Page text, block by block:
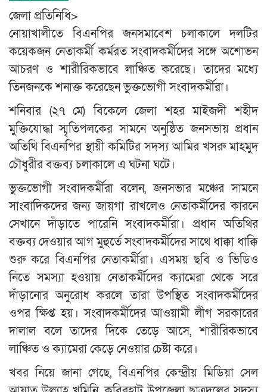
জেলা প্রতিনিধি>
নোয়াখালীতে বিএনপির জনসমাবেশ চলাকালে দলটির
কয়েকজন নেতাকর্মী কর্মরত সংবাদকর্মীদের সঙ্গে অশোভন
আচরণ ও শারীরিকভাবে লাঞ্চিত করেছে। তাদের মধ্যে
তিনজনকে শনাক্ত করেছেন ভুক্তভোগী সংবাদকর্মীরা।
শনিবার (২৭ মে) বিকেলে জেলা শহর মাইজদী শহীদ
মুক্তিযোদ্ধা স্মৃতিপলকের সামনে অনুষ্ঠিত জনসভায় প্রধান
অতিথি বিএনপির স্থায়ী কমিটির সদস্য আমির খসরু মাহমুদ
চৌধুরীর বক্তব্য চলাকালে এ ঘটনা ঘটে।
ভুক্তভোগী সংবাদকর্মীরা বলেন, জনসভার মঞ্চের সামনে
সাংবাদিকদের জন্য জায়গা রাখলেও নেতাকর্মীদের কারনে
সেখানে দাঁড়াতে পারেনি সংবাদকর্মীরা। প্রধান অতিথির
বক্তব্য দেওয়ার আগ মুহুর্তে সংবাদকর্মীদের সাথে ধাক্কা ধাক্কি
শুরু করে বিএনপির নেতাকর্মীরা। এসময় ছবি ও ভিডিও
নিতে সমস্যা হওয়ায় নেতাকর্মীদের ক্যামেরা থেকে সরে
দাঁড়ানোর অনুরোধ করলে তারা উপস্থিত সংবাদকর্মীদের
ওপর ক্ষিপ্ত হয়। সংবাদকর্মীদের আওয়ামী লীগ সরকারের
দালাল বলে তাদের দিকে তেড়ে আসে, শারীরিকভাবে
লাঞ্চিত ও ক্যামেরা কেড়ে নেওয়ার চেষ্টা করে।
খবর নিয়ে জানা গেছে, বিএনপির কেন্দ্রীয় মিডিয়া সেল